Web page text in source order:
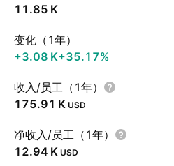
‪11.85 K‬
变化（1年）
‪+3.08 K‬+35.17%
收入/员工（1年）
‪175.91 K‬ USD
净收入/员工（1年）
‪12.94 K‬ USD